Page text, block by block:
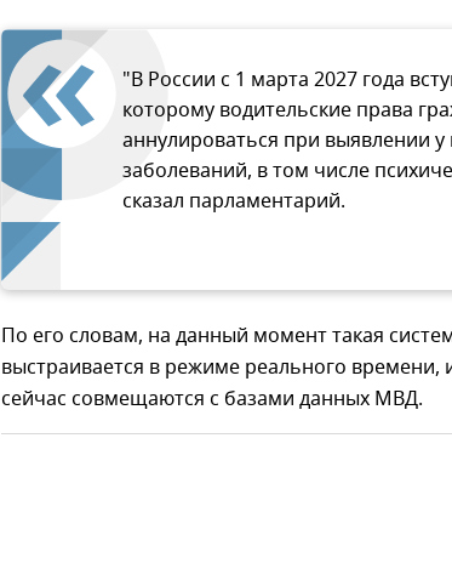
"В России с 1 марта 2027 года
которому водительские права
аннулироваться при выявлении у
заболеваний, в том числе
сказал парламентарий.
По его словам, на данный момент такая
выстраивается в режиме реального
сейчас совмещаются с базами данных МВД.